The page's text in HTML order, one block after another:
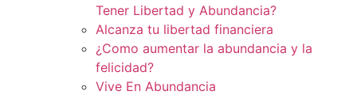
Tener Libertad y Abundancia?
Alcanza tu libertad financiera
¿Como aumentar la abundancia y la
felicidad?
Vive En Abundancia